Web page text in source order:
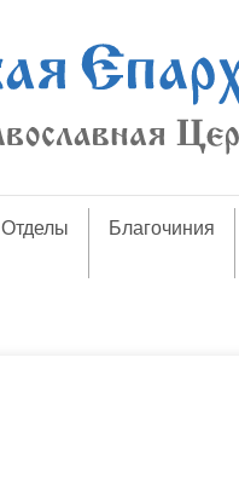
Отделы Благочиния